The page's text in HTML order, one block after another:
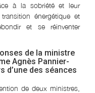
à la sobriété et leur
énergétique et
et se réinventer
de la ministre
Agnès Pannier-
d’une des séances
de deux ministres,